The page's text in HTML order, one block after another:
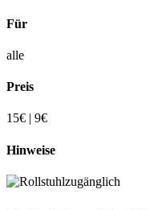
Für
alle
Preis
15€ | 9€
Hinweise